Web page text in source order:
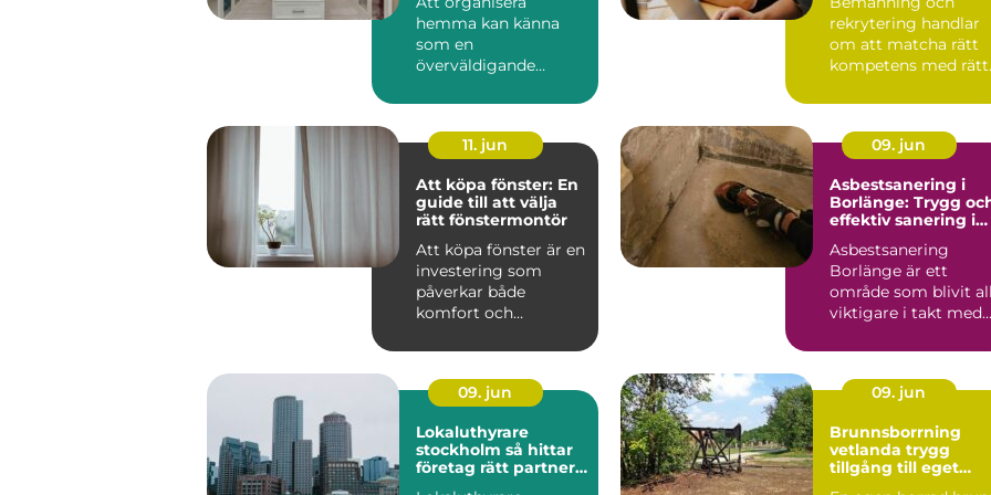
hemma kan känna
som en
överväldigande
Me...
rekrytering handlar
om att matcha rätt
kompetens med rätt
11. jun
Att köpa fönster: En
guide till att välja
rätt fönstermontör
Att köpa fönster är en
investering som
påverkar både
komfort och
09. jun
Asbestsanering i
Borlänge: Trygg
effektiv sanering i
Asbestsanering
Borlänge är ett
område som blivit
viktigare i takt med
09. jun
Lokaluthyrare
stockholm så hittar
företag rätt partner
09. jun
Brunnsborrning
vetlanda trygg
tillgång till eget